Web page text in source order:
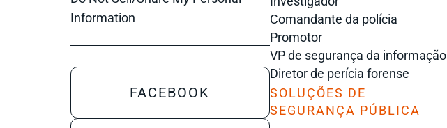
Information
FACEBOOK
Comandante da polícia
Promotor
VP de segurança da informação
Diretor de perícia forense
SOLUÇÕES DE
SEGURANÇA PÚBLICA